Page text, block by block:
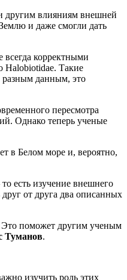
другим влияниям внешней
и даже смогли дать
корректными
Halobiotidae. Такие
разным данным, это
пересмотра
Однако теперь ученые
в Белом море и, вероятно,
есть изучение внешнего
от друга два описанных
Это поможет другим ученым
Туманов.
изучить роль этих